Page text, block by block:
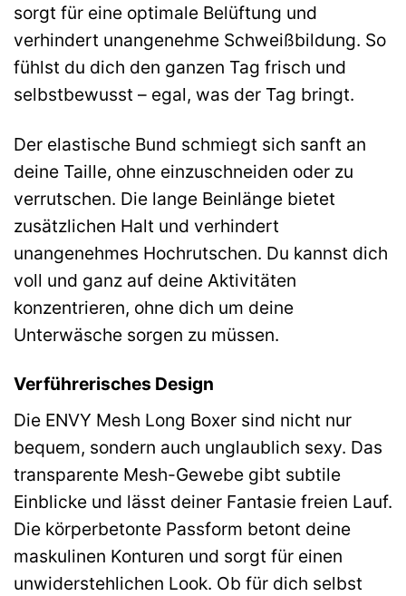
sorgt für eine optimale Belüftung und
verhindert unangenehme Schweißbildung. So
fühlst du dich den ganzen Tag frisch und
selbstbewusst – egal, was der Tag bringt.
Der elastische Bund schmiegt sich sanft an
deine Taille, ohne einzuschneiden oder zu
verrutschen. Die lange Beinlänge bietet
zusätzlichen Halt und verhindert
unangenehmes Hochrutschen. Du kannst dich
voll und ganz auf deine Aktivitäten
konzentrieren, ohne dich um deine
Unterwäsche sorgen zu müssen.
Verführerisches Design
Die ENVY Mesh Long Boxer sind nicht nur
bequem, sondern auch unglaublich sexy. Das
transparente Mesh-Gewebe gibt subtile
Einblicke und lässt deiner Fantasie freien Lauf.
Die körperbetonte Passform betont deine
maskulinen Konturen und sorgt für einen
unwiderstehlichen Look. Ob für dich selbst